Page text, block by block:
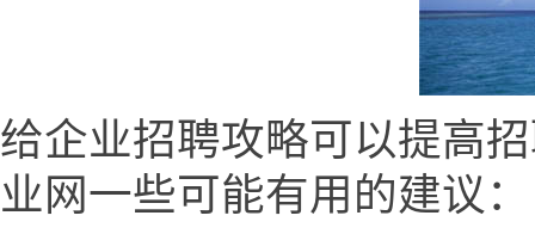
给企业招聘攻略可以提高
业网一些可能有用的建议：